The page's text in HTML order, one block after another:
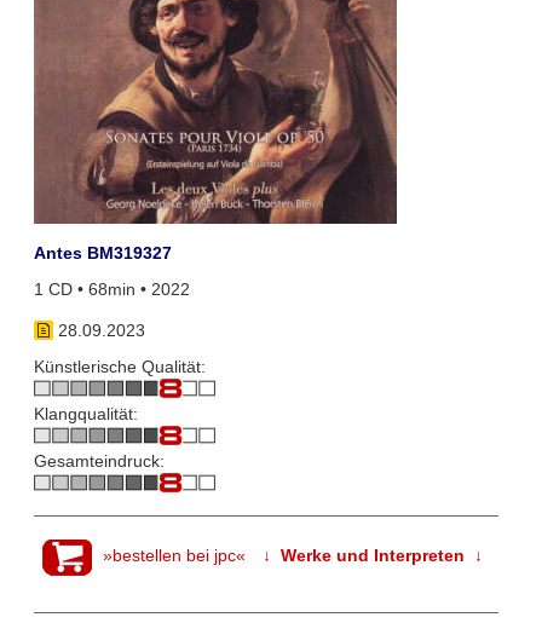
Antes BM319327
1 CD • 68min • 2022
28.09.2023
Künstlerische Qualität:
Klangqualität:
Gesamteindruck:
»bestellen bei jpc« ↓ Werke und Interpreten ↓